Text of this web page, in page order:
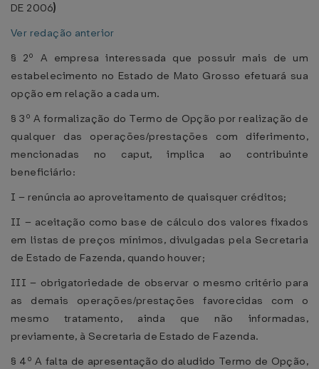
DE 2006)
Ver redação anterior
§ 2º A empresa interessada que possuir mais de um
estabelecimento no Estado de Mato Grosso efetuará sua
opção em relação a cada um.
§ 3º A formalização do Termo de Opção por realização de
qualquer das operações/prestações com diferimento,
mencionadas no caput, implica ao contribuinte
beneficiário:
I – renúncia ao aproveitamento de quaisquer créditos;
II – aceitação como base de cálculo dos valores fixados
em listas de preços mínimos, divulgadas pela Secretaria
de Estado de Fazenda, quando houver;
III – obrigatoriedade de observar o mesmo critério para
as demais operações/prestações favorecidas com o
mesmo tratamento, ainda que não informadas,
previamente, à Secretaria de Estado de Fazenda.
§ 4º A falta de apresentação do aludido Termo de Opção,